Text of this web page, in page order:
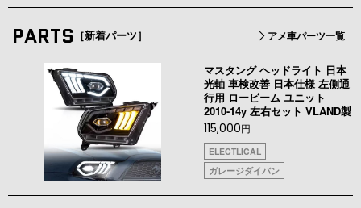
PARTS ［新着パーツ］ アメ車パーツ一覧
マスタング ヘッドライト 日本
光軸 車検改善 日本仕様 左側通
行用 ロービーム ユニット
2010-14y 左右セット VLAND製
115,000円
ELECTLICAL
ガレージダイバン